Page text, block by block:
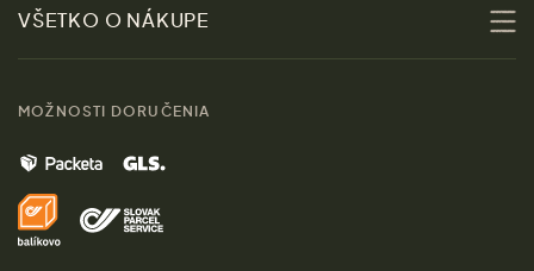
Kontakt
Značky
Pre médiá
Zľavy
Ženy
Muži
Domov
Darčeky
VŠETKO O NÁKUPE
Doprava a platba
MOŽNOSTI DORUČENIA